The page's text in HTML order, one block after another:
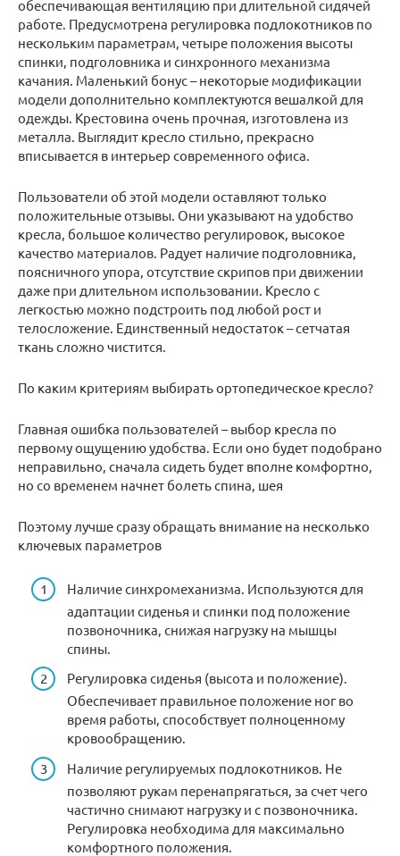
обеспечивающая вентиляцию при длительной сидячей
работе. Предусмотрена регулировка подлокотников по
нескольким параметрам, четыре положения высоты
спинки, подголовника и синхронного механизма
качания. Маленький бонус – некоторые модификации
модели дополнительно комплектуются вешалкой для
одежды. Крестовина очень прочная, изготовлена из
металла. Выглядит кресло стильно, прекрасно
вписывается в интерьер современного офиса.
Пользователи об этой модели оставляют только
положительные отзывы. Они указывают на удобство
кресла, большое количество регулировок, высокое
качество материалов. Радует наличие подголовника,
поясничного упора, отсутствие скрипов при движении
даже при длительном использовании. Кресло с
легкостью можно подстроить под любой рост и
телосложение. Единственный недостаток – сетчатая
ткань сложно чистится.
По каким критериям выбирать ортопедическое кресло?
Главная ошибка пользователей – выбор кресла по
первому ощущению удобства. Если оно будет подобрано
неправильно, сначала сидеть будет вполне комфортно,
но со временем начнет болеть спина, шея
Поэтому лучше сразу обращать внимание на несколько
ключевых параметров
Наличие синхромеханизма. Используются для
адаптации сиденья и спинки под положение
позвоночника, снижая нагрузку на мышцы
спины.
Регулировка сиденья (высота и положение).
Обеспечивает правильное положение ног во
время работы, способствует полноценному
кровообращению.
Наличие регулируемых подлокотников. Не
позволяют рукам перенапрягаться, за счет чего
частично снимают нагрузку и с позвоночника.
Регулировка необходима для максимально
комфортного положения.